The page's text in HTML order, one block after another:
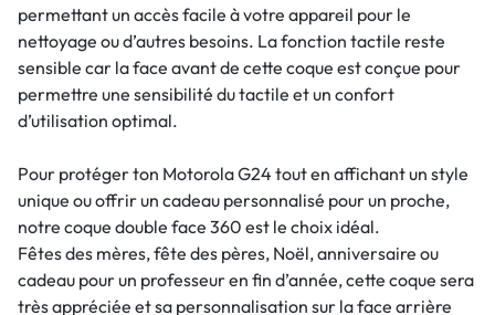
permettant un accès facile à votre appareil pour le
nettoyage ou d’autres besoins. La fonction tactile reste
sensible car la face avant de cette coque est conçue pour
permettre une sensibilité du tactile et un confort
d’utilisation optimal.
Pour protéger ton Motorola G24 tout en affichant un style
unique ou offrir un cadeau personnalisé pour un proche,
notre coque double face 360 est le choix idéal.
Fêtes des mères, fête des pères, Noël, anniversaire ou
cadeau pour un professeur en fin d’année, cette coque sera
très appréciée et sa personnalisation sur la face arrière